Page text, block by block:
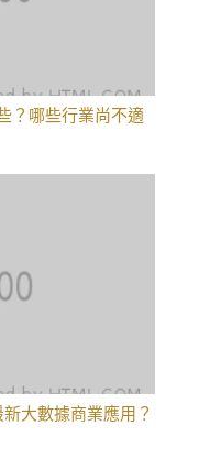
？哪些行業尚不適
大數據商業應用？